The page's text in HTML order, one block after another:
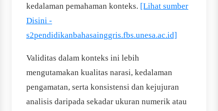
kedalaman pemahaman konteks. [Lihat sumber
Disini -
s2pendidikanbahasainggris.fbs.unesa.ac.id]
Validitas dalam konteks ini lebih
mengutamakan kualitas narasi, kedalaman
pengamatan, serta konsistensi dan kejujuran
analisis daripada sekadar ukuran numerik atau